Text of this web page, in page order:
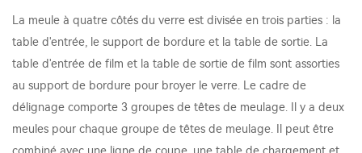
La meule à quatre côtés du verre est divisée en trois parties : la
table d'entrée, le support de bordure et la table de sortie. La
table d'entrée de film et la table de sortie de film sont assorties
au support de bordure pour broyer le verre. Le cadre de
délignage comporte 3 groupes de têtes de meulage. Il y a deux
meules pour chaque groupe de têtes de meulage. Il peut être